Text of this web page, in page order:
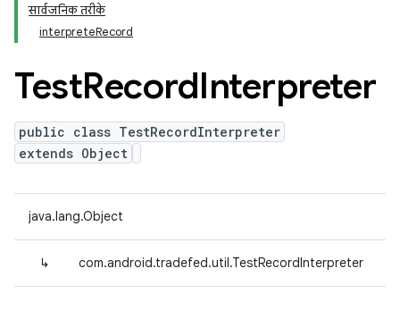
सार्वजनिक तरीके
interpreteRecord
TestRecordInterpreter
public class TestRecordInterpreter
extends Object
java.lang.Object
↳ com.android.tradefed.util.TestRecordInterpreter